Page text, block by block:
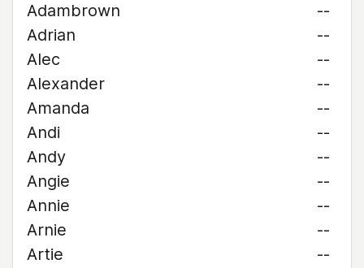
Adambrown
--
Adrian
--
Alec
--
Alexander
--
Amanda
--
Andi
--
Andy
--
Angie
--
Annie
--
Arnie
--
Artie
--